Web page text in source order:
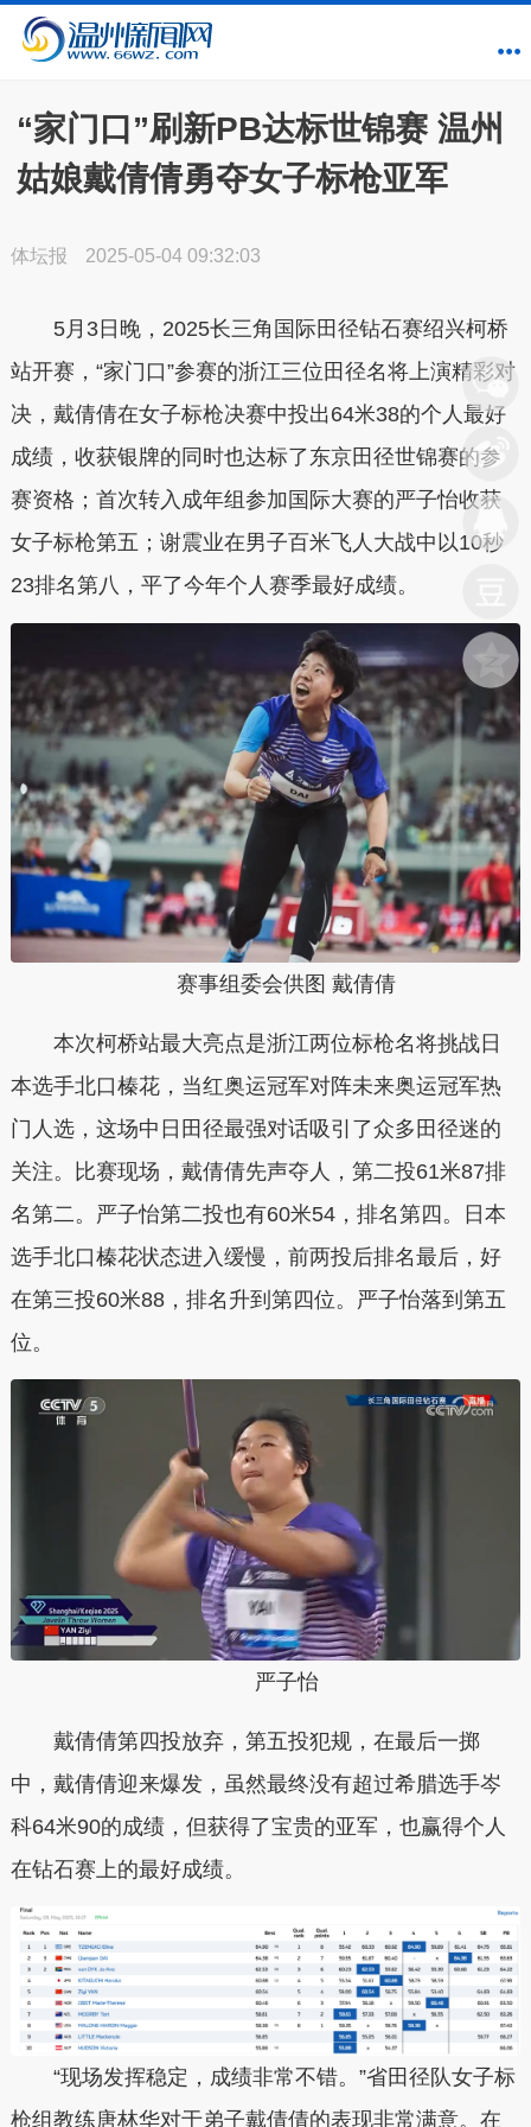
“家门口”刷新PB达标世锦赛 温州
姑娘戴倩倩勇夺女子标枪亚军
体坛报 2025-05-04 09:32:03
5月3日晚，2025长三角国际田径钻石赛绍兴柯桥
站开赛， “家门口”参赛的浙江三位田径名将上演精彩对
决， 戴倩倩在女子标枪决赛中投出64米38的个人最好
成绩，收获银牌的同时也达标了东京田径世锦赛的参
赛资格； 首次转入成年组参加国际大赛的严子怡收获
女子标枪第五； 谢震业在男子百米飞人大战中以10秒
23排名第八，平了今年个人赛季最好成绩。
赛事组委会供图 戴倩倩
本次柯桥站最大亮点是浙江两位标枪名将挑战日
本选手北口榛花，当红奥运冠军对阵未来奥运冠军热
门人选，这场中日田径最强对话吸引了众多田径迷的
关注。比赛现场，戴倩倩先声夺人，第二投61米87排
名第二。严子怡第二投也有60米54，排名第四。日本
选手北口榛花状态进入缓慢，前两投后排名最后，好
在第三投60米88，排名升到第四位。严子怡落到第五
位。
严子怡
戴倩倩第四投放弃，第五投犯规，在最后一掷
中，戴倩倩迎来爆发，虽然最终没有超过希腊选手岑
科64米90的成绩，但获得了宝贵的亚军，也赢得个人
在钻石赛上的最好成绩。
“现场发挥稳定，成绩非常不错。”省田径队女子标
枪组教练唐林华对于弟子戴倩倩的表现非常满意。在